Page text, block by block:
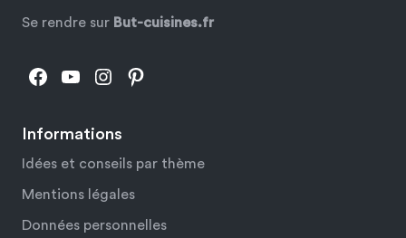
Informations
Idées et conseils par thème
Mentions légales
Données personnelles
Se rendre sur But-cuisines.fr
Facebook
YouTube
Instagram
Pinterest